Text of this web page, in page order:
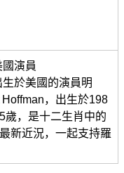
演員
於美國的演員明
，出生於198
歲，是十二生肖中的
新近況，一起支持羅